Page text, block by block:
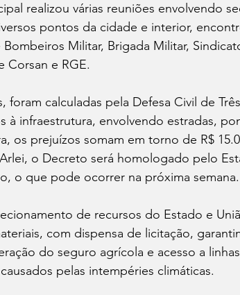
realizou várias reuniões envolvendo
pontos da cidade e interior,
Militar, Brigada Militar,
Corsan e RGE.
foram calculadas pela Defesa Civil de
à infraestrutura, envolvendo estradas,
os prejuízos somam em torno de R$
o Decreto será homologado pelo
o que pode ocorrer na próxima semana.
de recursos do Estado e
com dispensa de licitação,
do seguro agrícola e acesso a
pelas intempéries climáticas.